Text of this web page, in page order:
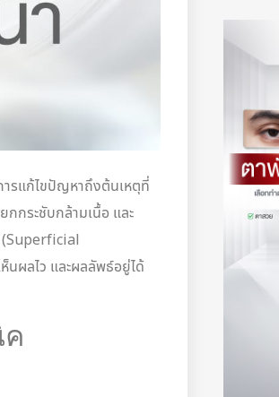
รแก้ไขปัญหาถึงต้นเหตุที่
กระชับกล้ามเนื้อ และ
(Superficial
ผลไว และผลลัพธ์อยู่ได้